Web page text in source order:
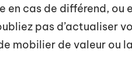
cas de différend, ou
pas d’actualiser
mobilier de valeur ou